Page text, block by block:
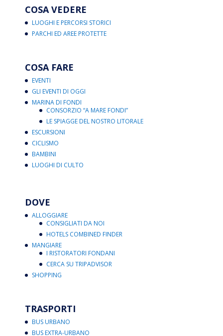
COSA VEDERE
LUOGHI E PERCORSI STORICI
PARCHI ED AREE PROTETTE
COSA FARE
EVENTI
GLI EVENTI DI OGGI
MARINA DI FONDI
CONSORZIO “A MARE FONDI”
LE SPIAGGE DEL NOSTRO LITORALE
ESCURSIONI
CICLISMO
BAMBINI
LUOGHI DI CULTO
DOVE
ALLOGGIARE
CONSIGLIATI DA NOI
HOTELS COMBINED FINDER
MANGIARE
I RISTORATORI FONDANI
CERCA SU TRIPADVISOR
SHOPPING
TRASPORTI
BUS URBANO
BUS EXTRA-URBANO